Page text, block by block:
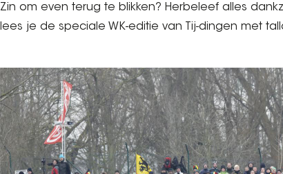
Zin om even terug te blikken? Herbeleef alles
lees je de speciale WK-editie van Tij-dingen met